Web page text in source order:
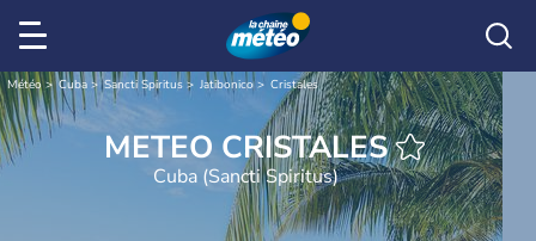
Météo Cuba Sancti Spiritus Jatibonico Cristales
METEO CRISTALES
Cuba (Sancti Spiritus)